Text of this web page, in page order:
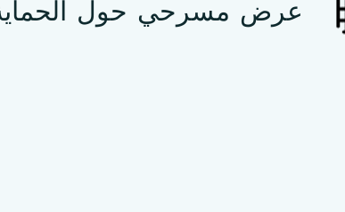
عرض مسرحي حول الحماية